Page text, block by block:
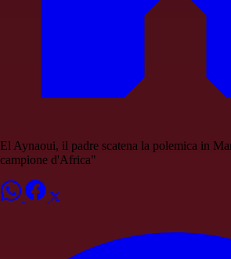
El Aynaoui, il padre scatena la polemica in
campione d'Africa"